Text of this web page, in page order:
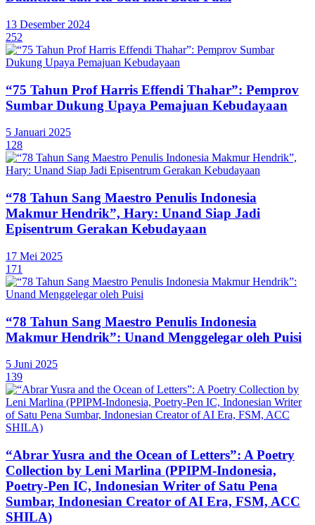
13 Desember 2024
252
“75 Tahun Prof Harris Effendi Thahar”: Pemprov
Sumbar Dukung Upaya Pemajuan Kebudayaan
5 Januari 2025
128
“78 Tahun Sang Maestro Penulis Indonesia
Makmur Hendrik”, Hary: Unand Siap Jadi
Episentrum Gerakan Kebudayaan
17 Mei 2025
171
“78 Tahun Sang Maestro Penulis Indonesia
Makmur Hendrik”: Unand Menggelegar oleh Puisi
5 Juni 2025
139
“Abrar Yusra and the Ocean of Letters”: A Poetry
Collection by Leni Marlina (PPIPM-Indonesia,
Poetry-Pen IC, Indonesian Writer of Satu Pena
Sumbar, Indonesian Creator of AI Era, FSM, ACC
SHILA)